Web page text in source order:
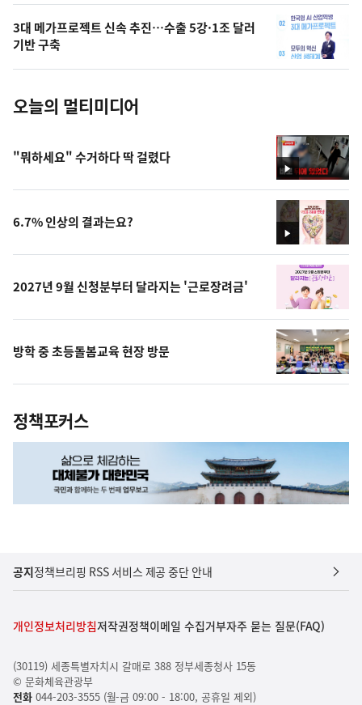
의
사
진
3대 메가프로젝트 신속 추진…수출 5강·1조 달러
기반 구축
오늘의 멀티미디어
영
상
"뭐하세요" 수거하다 딱 걸렸다
영
상
6.7% 인상의 결과는요?
2027년 9월 신청분부터 달라지는 '근로장려금'
방학 중 초등돌봄교육 현장 방문
정책포커스
공지정책브리핑 RSS 서비스 제공 중단 안내
개인정보처리방침저작권정책이메일 수집거부자주 묻는 질문(FAQ)
(30119) 세종특별자치시 갈매로 388 정부세종청사 15동
© 문화체육관광부
전화044-203-3555 (월-금 09:00 - 18:00, 공휴일 제외)